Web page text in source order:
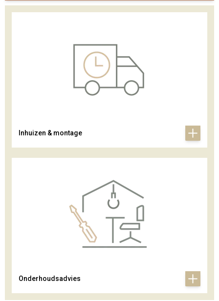
Inhuizen & montage
Onderhoudsadvies